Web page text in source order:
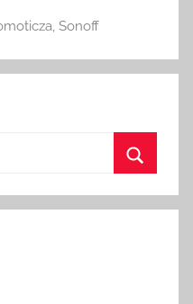
w
t
, Sonoff